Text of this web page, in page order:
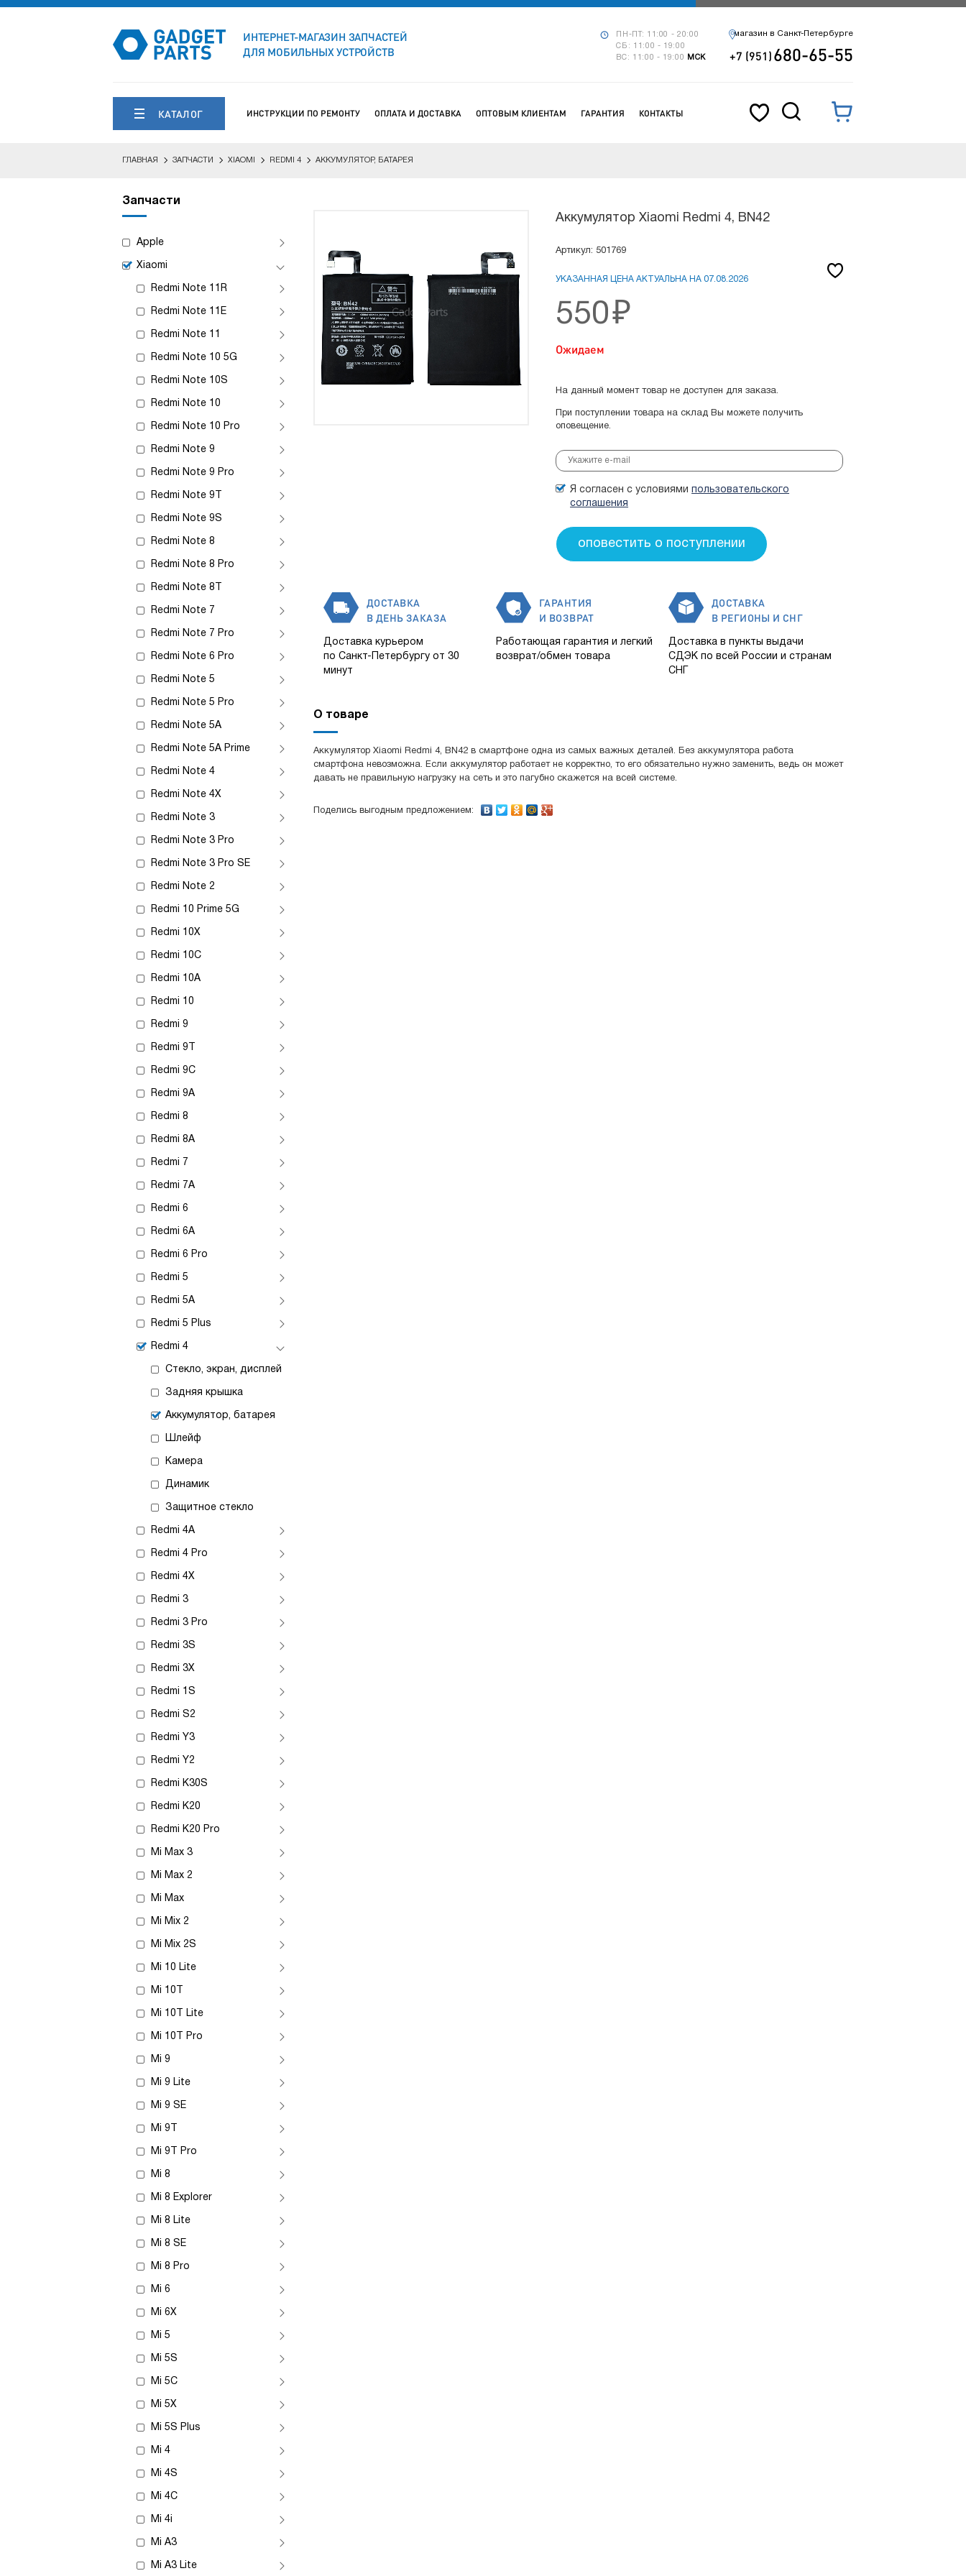
ИНТЕРНЕТ-МАГАЗИН ЗАПЧАСТЕЙ
ДЛЯ МОБИЛЬНЫХ УСТРОЙСТВ
ПН-ПТ: 11:00 - 20:00
СБ: 11:00 - 19:00
ВС: 11:00 - 19:00
МСК
магазин в Санкт-Петербурге
+7 (951)680-65-55
КАТАЛОГ ИНСТРУКЦИИ ПО РЕМОНТУ ОПЛАТА И ДОСТАВКА ОПТОВЫМ КЛИЕНТАМ ГАРАНТИЯ КОНТАКТЫ
ГЛАВНАЯ ЗАПЧАСТИ XIAOMI REDMI 4 АККУМУЛЯТОР, БАТАРЕЯ
Запчасти
Apple
Xiaomi
Redmi Note 11R
Redmi Note 11E
Redmi Note 11
Redmi Note 10 5G
Redmi Note 10S
Redmi Note 10
Redmi Note 10 Pro
Redmi Note 9
Redmi Note 9 Pro
Redmi Note 9T
Redmi Note 9S
Redmi Note 8
Redmi Note 8 Pro
Redmi Note 8T
Redmi Note 7
Redmi Note 7 Pro
Redmi Note 6 Pro
Redmi Note 5
Redmi Note 5 Pro
Redmi Note 5A
Redmi Note 5A Prime
Redmi Note 4
Redmi Note 4X
Redmi Note 3
Redmi Note 3 Pro
Redmi Note 3 Pro SE
Redmi Note 2
Redmi 10 Prime 5G
Redmi 10X
Redmi 10C
Redmi 10A
Redmi 10
Redmi 9
Redmi 9T
Redmi 9C
Redmi 9A
Redmi 8
Redmi 8A
Redmi 7
Redmi 7A
Redmi 6
Redmi 6A
Redmi 6 Pro
Redmi 5
Redmi 5A
Redmi 5 Plus
Redmi 4
Стекло, экран, дисплей
Задняя крышка
Аккумулятор, батарея
Шлейф
Камера
Динамик
Защитное стекло
Redmi 4A
Redmi 4 Pro
Redmi 4X
Redmi 3
Redmi 3 Pro
Redmi 3S
Redmi 3X
Redmi 1S
Redmi S2
Redmi Y3
Redmi Y2
Redmi K30S
Redmi K20
Redmi K20 Pro
Mi Max 3
Mi Max 2
Mi Max
Mi Mix 2
Mi Mix 2S
Mi 10 Lite
Mi 10T
Mi 10T Lite
Mi 10T Pro
Mi 9
Mi 9 Lite
Mi 9 SE
Mi 9T
Mi 9T Pro
Mi 8
Mi 8 Explorer
Mi 8 Lite
Mi 8 SE
Mi 8 Pro
Mi 6
Mi 6X
Mi 5
Mi 5S
Mi 5C
Mi 5X
Mi 5S Plus
Mi 4
Mi 4S
Mi 4C
Mi 4i
Mi A3
Mi A3 Lite
Аккумулятор Xiaomi Redmi 4, BN42
Артикул: 501769
УКАЗАННАЯ ЦЕНА АКТУАЛЬНА НА 07.08.2026
550₽
Ожидаем
На данный момент товар не доступен для заказа.
При поступлении товара на склад Вы можете получить
оповещение.
Я согласен с условиямипользовательского
соглашения
ДОСТАВКА
В ДЕНЬ ЗАКАЗА
Доставка курьером
по Санкт-Петербургу от 30
минут
ГАРАНТИЯ
И ВОЗВРАТ
Работающая гарантия и легкий
возврат/обмен товара
ДОСТАВКА
В РЕГИОНЫ И СНГ
Доставка в пункты выдачи
СДЭК по всей России и странам
СНГ
О товаре
Аккумулятор Xiaomi Redmi 4, BN42 в смартфоне одна из самых важных деталей. Без аккумулятора работа
смартфона невозможна. Если аккумулятор работает не корректно, то его обязательно нужно заменить, ведь он может
давать не правильную нагрузку на сеть и это пагубно скажется на всей системе.
Поделись выгодным предложением: